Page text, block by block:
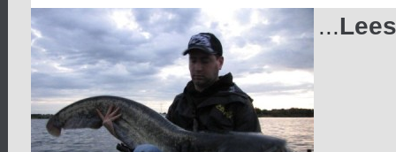
...